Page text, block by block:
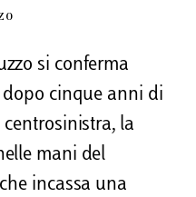
si conferma
dopo cinque anni di
la
mani del
incassa una